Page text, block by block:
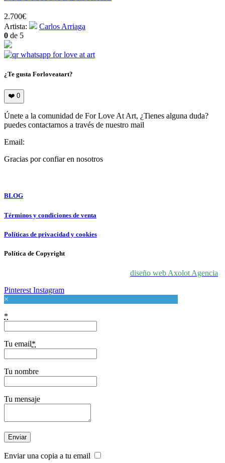
2.700€
Artista:
Carlos Arriaga
0 de 5
¿Te gusta Forloveatart?
❤️ 0
Únete a la comunidad de For Love At Art, ¿Tienes alguna duda?
puedes contactarnos a través de nuestro mail
Email:
Gracias por confiar en nosotros
BLOG
Términos y condiciones de venta
Políticas de privacidad y cookies
Política de Copyright
diseño web Axolot Agencia
Pinterest Instagram
×
*
Tu email*
Tu nombre
Tu mensaje
Enviar una copia a tu email